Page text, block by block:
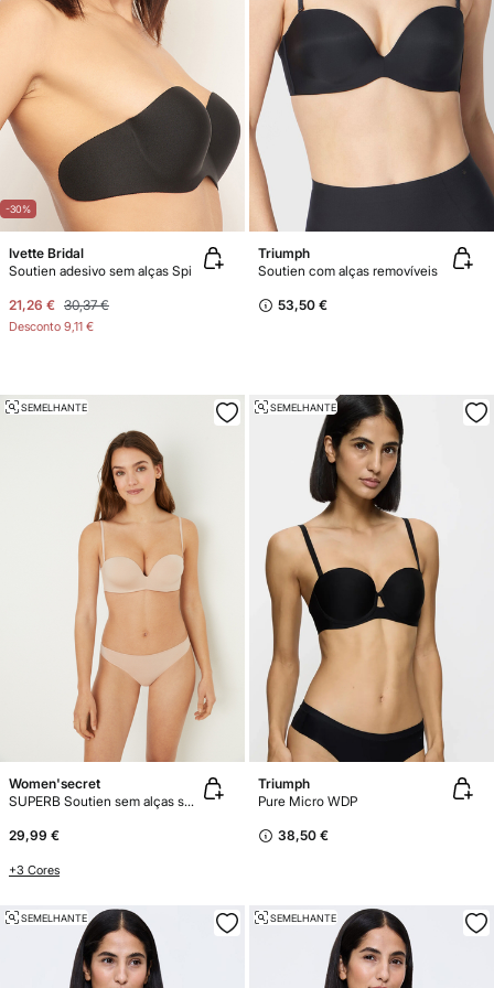
-30%
Ivette Bridal
Soutien adesivo sem alças Spi
21,26 € 30,37 €
Desconto 9,11 €
Triumph
Soutien com alças removíveis
53,50 €
SEMELHANTE
Women'secret
SUPERB Soutien sem alças super push-up microfibra
29,99 €
+3 Cores
SEMELHANTE
Triumph
Pure Micro WDP
38,50 €
SEMELHANTE SEMELHANTE